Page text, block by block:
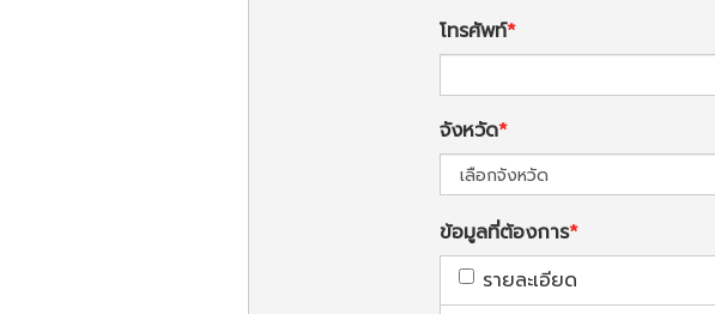
โทรศัพท์
จังหวัด
ข้อมูลที่ต้องการ
รายละเอียด